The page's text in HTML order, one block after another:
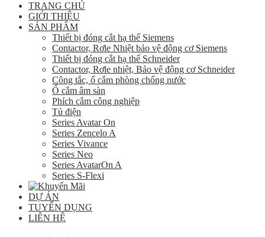
TRANG CHỦ
GIỚI THIỆU
SẢN PHẨM
Thiết bị đóng cắt hạ thế Siemens
Contactor, Rơle Nhiệt bảo vệ động cơ Siemens
Thiết bị đóng cắt hạ thế Schneider
Contactor, Rơle nhiệt, Bảo vệ động cơ Schneider
Công tắc, ổ cắm phòng chống nước
Ổ cắm âm sàn
Phích cắm công nghiệp
Tủ điện
Series Avatar On
Series Zencelo A
Series Vivance
Series Neo
Series AvatarOn A
Series S-Flexi
DỰ ÁN
TUYỂN DỤNG
LIÊN HỆ